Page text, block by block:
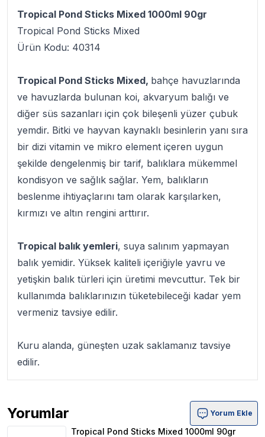
Tropical Pond Sticks Mixed 1000ml 90gr
Tropical Pond Sticks Mixed
Ürün Kodu: 40314
Tropical Pond Sticks Mixed, bahçe havuzlarında
ve havuzlarda bulunan koi, akvaryum balığı ve
diğer süs sazanları için çok bileşenli yüzer çubuk
yemdir. Bitki ve hayvan kaynaklı besinlerin yanı sıra
bir dizi vitamin ve mikro element içeren uygun
şekilde dengelenmiş bir tarif, balıklara mükemmel
kondisyon ve sağlık sağlar. Yem, balıkların
beslenme ihtiyaçlarını tam olarak karşılarken,
kırmızı ve altın rengini arttırır.
Tropical balık yemleri, suya salınım yapmayan
balık yemidir. Yüksek kaliteli içeriğiyle yavru ve
yetişkin balık türleri için üretimi mevcuttur. Tek bir
kullanımda balıklarınızın tüketebileceği kadar yem
vermeniz tavsiye edilir.
Kuru alanda, güneşten uzak saklamanız tavsiye
edilir.
Yorumlar
Tropical Pond Sticks Mixed 1000ml 90gr Ürün Yorumları
Yorum Ekle
Tropical Pond Sticks Mixed 1000ml 90gr